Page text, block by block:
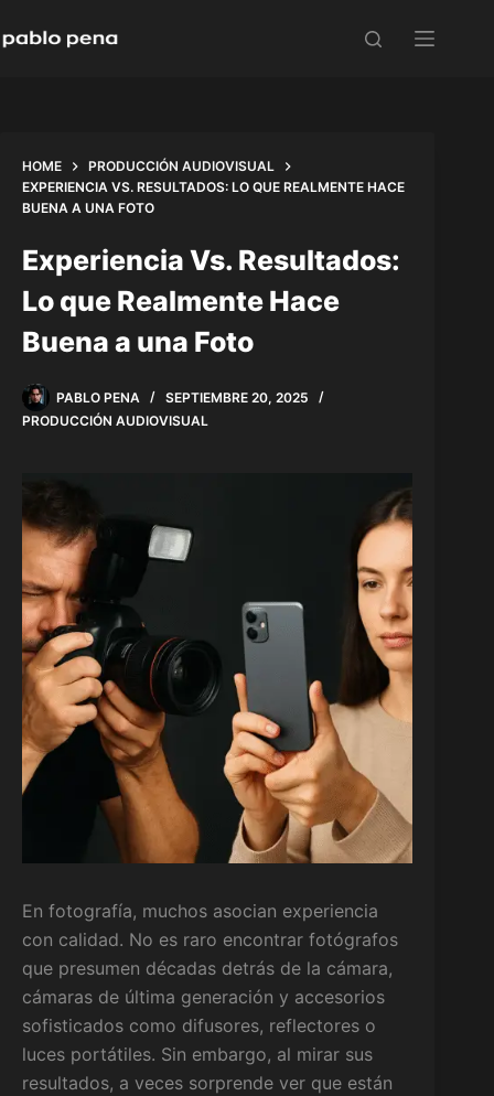
to
HOME
PRODUCCIÓN AUDIOVISUAL
EXPERIENCIA VS. RESULTADOS: LO QUE REALMENTE HACE
BUENA A UNA FOTO
Experiencia Vs. Resultados:
Lo que Realmente Hace
Buena a una Foto
PABLO PENA
SEPTIEMBRE 20, 2025
PRODUCCIÓN AUDIOVISUAL
En fotografía, muchos asocian experiencia
con calidad. No es raro encontrar fotógrafos
que presumen décadas detrás de la cámara,
cámaras de última generación y accesorios
sofisticados como difusores, reflectores o
luces portátiles. Sin embargo, al mirar sus
resultados, a veces sorprende ver que están